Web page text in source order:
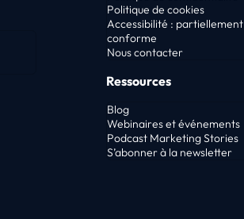
Politique de cookies
Accessibilité : partiellement
conforme
Nous contacter
Ressources
Blog
Webinaires et événements
Podcast Marketing Stories
S’abonner à la newsletter